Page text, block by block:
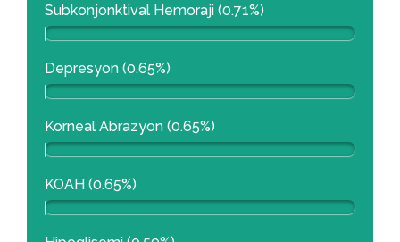
Subkonjonktival Hemoraji (0.71%)
Depresyon (0.65%)
Korneal Abrazyon (0.65%)
KOAH (0.65%)